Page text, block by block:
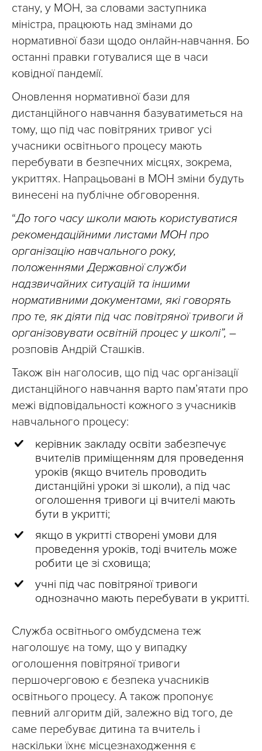
стану, у МОН, за словами заступника
міністра, працюють над змінами до
нормативної бази щодо онлайн-навчання. Бо
останні правки готувалися ще в часи
ковідної пандемії.
Оновлення нормативної бази для
дистанційного навчання базуватиметься на
тому, що під час повітряних тривог усі
учасники освітнього процесу мають
перебувати в безпечних місцях, зокрема,
укриттях. Напрацьовані в МОН зміни будуть
винесені на публічне обговорення.
“До того часу школи мають користуватися
рекомендаційними листами МОН про
організацію навчального року,
положеннями Державної служби
надзвичайних ситуацій та іншими
нормативними документами, які говорять
про те, як діяти під час повітряної тривоги й
організовувати освітній процес у школі”, –
розповів Андрій Сташків.
Також він наголосив, що під час організації
дистанційного навчання варто пам’ятати про
межі відповідальності кожного з учасників
навчального процесу:
керівник закладу освіти забезпечує
вчителів приміщенням для проведення
уроків (якщо вчитель проводить
дистанційні уроки зі школи), а під час
оголошення тривоги ці вчителі мають
бути в укритті;
якщо в укритті створені умови для
проведення уроків, тоді вчитель може
робити це зі сховища;
учні під час повітряної тривоги
однозначно мають перебувати в укритті.
Служба освітнього омбудсмена теж
наголошує на тому, що у випадку
оголошення повітряної тривоги
першочерговою є безпека учасників
освітнього процесу. А також пропонує
певний алгоритм дій, залежно від того, де
саме перебуває дитина та вчитель і
наскільки їхнє місцезнаходження є